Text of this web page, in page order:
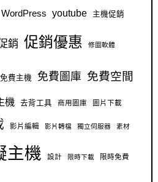
WordPress youtube 主機促銷
銷 促銷優惠 修圖軟體
免費主機 免費圖庫 免費空間
機 去背工具 商用圖庫 圖片下載
影片編輯 影片轉檔 獨立伺服器 素材
主機 設計 限時下載 限時免費